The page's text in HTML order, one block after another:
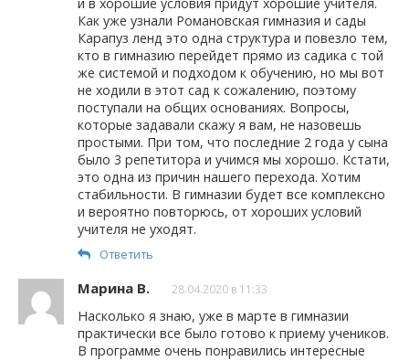
Как уже узнали Романовская гимназия и сады
Карапуз ленд это одна структура и повезло тем,
кто в гимназию перейдет прямо из садика с той
же системой и подходом к обучению, но мы вот
не ходили в этот сад к сожалению, поэтому
поступали на общих основаниях. Вопросы,
которые задавали скажу я вам, не назовешь
простыми. При том, что последние 2 года у сына
было 3 репетитора и учимся мы хорошо. Кстати,
это одна из причин нашего перехода. Хотим
стабильности. В гимназии будет все комплексно
и вероятно повторюсь, от хороших условий
учителя не уходят.
Ответить
Марина В. 28.04.2020 в 11:33
Насколько я знаю, уже в марте в гимназии
практически все было готово к приему учеников.
В программе очень понравились интересные